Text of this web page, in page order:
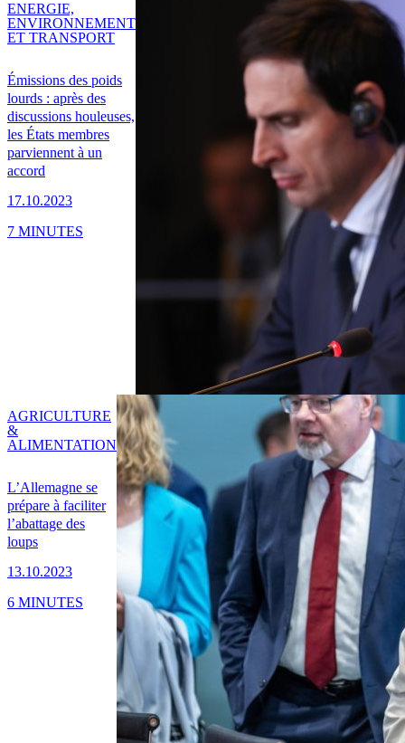
Émissions des poids
lourds : après des
discussions houleuses,
les États membres
parviennent à un
accord
17.10.2023
ENERGIE,
ENVIRONNEMENT
ET TRANSPORT
7 MINUTES
L’Allemagne se
prépare à faciliter
l’abattage des
loups
13.10.2023
AGRICULTURE
&
ALIMENTATION
6 MINUTES